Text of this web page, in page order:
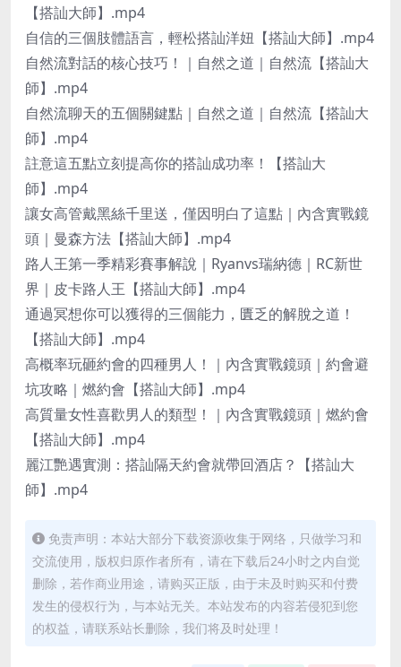
【搭訕大師】.mp4
自信的三個肢體語言，輕松搭訕洋妞【搭訕大師】.mp4
自然流對話的核心技巧！｜自然之道｜自然流【搭訕大
師】.mp4
自然流聊天的五個關鍵點｜自然之道｜自然流【搭訕大
師】.mp4
註意這五點立刻提高你的搭訕成功率！【搭訕大
師】.mp4
讓女高管戴黑絲千里送，僅因明白了這點｜內含實戰鏡
頭｜曼森方法【搭訕大師】.mp4
路人王第一季精彩賽事解說｜Ryanvs瑞納德｜RC新世
界｜皮卡路人王【搭訕大師】.mp4
通過冥想你可以獲得的三個能力，匱乏的解脫之道！
【搭訕大師】.mp4
高概率玩砸約會的四種男人！｜內含實戰鏡頭｜約會避
坑攻略｜燃約會【搭訕大師】.mp4
高質量女性喜歡男人的類型！｜內含實戰鏡頭｜燃約會
【搭訕大師】.mp4
麗江艷遇實測：搭訕隔天約會就帶回酒店？【搭訕大
師】.mp4
免责声明：本站大部分下载资源收集于网络，只做学习和
交流使用，版权归原作者所有，请在下载后24小时之内自觉
删除，若作商业用途，请购买正版，由于未及时购买和付费
发生的侵权行为，与本站无关。本站发布的内容若侵犯到您
的权益，请联系站长删除，我们将及时处理！